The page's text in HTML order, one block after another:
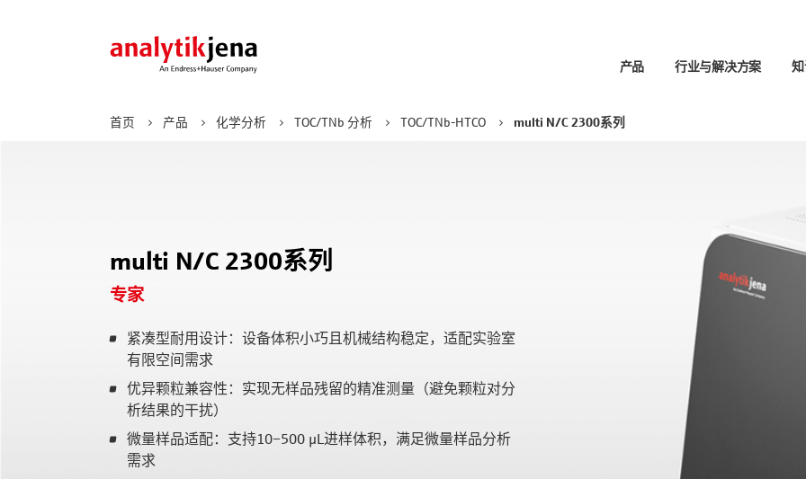
产品
AAS
ICP-OES
紫外/可见
TOC/TNb-HTCO
实验
自动
自动
行业与解决方案
制药
食品与农业
石油和天然气
CyBio FeliX SELECT Head移液头
锂离子电池的生命周期
从矿石到金属
膜蛋白纯化和分析
了解更多
了解更多
首页 产品 化学分析 TOC/TNb 分析 TOC/TNb-HTCO multi N/C 2300系列
multi N/C 2300系列
专家
紧凑型耐用设计：设备体积小巧且机械结构稳定，适配实验室
有限空间需求
优异颗粒兼容性：实现无样品残留的精准测量（避免颗粒对分
析结果的干扰）
微量样品适配：支持10–500 µL进样体积，满足微量样品分析
需求